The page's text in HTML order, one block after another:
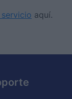
aquí.